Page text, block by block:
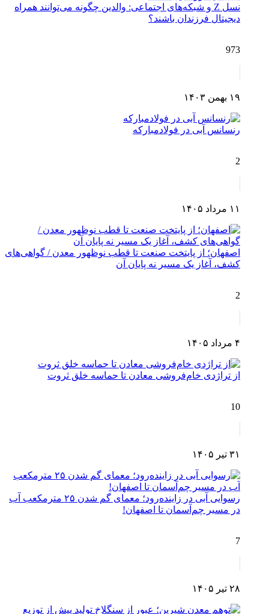
نسل Z و شبکه‌های اجتماعی: والدین چگونه می‌توانند همراه
دیجیتال فرزندان باشند؟
973
۱۹ بهمن ۱۴۰۳
رنسانس آبی در فولادمبارکه
2
۱۱ مرداد ۱۴۰۵
اصفهان؛ از پایتخت صنعت تا قطب نوظهور معدن / گواهی‌های
کشف، آغاز یک مسیر نه پایان آن
2
۴ مرداد ۱۴۰۵
از تراژدی خام‌فروشی معادن تا حماسه خلق ثروت
10
۳۱ تیر ۱۴۰۵
رسوایی آبی در زاینده‌رود؛ معمای گم شدن ۲۵ مترمکعب آب
در مسیر چم‌آسمان تا اصفهان!
7
۲۸ تیر ۱۴۰۵